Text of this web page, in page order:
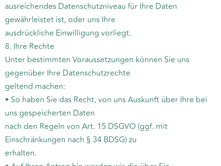
ausreichendes Datenschutzniveau für Ihre Daten
gewährleistet ist, oder uns Ihre
ausdrückliche Einwilligung vorliegt.
8. Ihre Rechte
Unter bestimmten Voraussetzungen können Sie uns
gegenüber Ihre Datenschutzrechte
geltend machen:
• So haben Sie das Recht, von uns Auskunft über Ihre bei
uns gespeicherten Daten
nach den Regeln von Art. 15 DSGVO (ggf. mit
Einschränkungen nach § 34 BDSG) zu
erhalten.